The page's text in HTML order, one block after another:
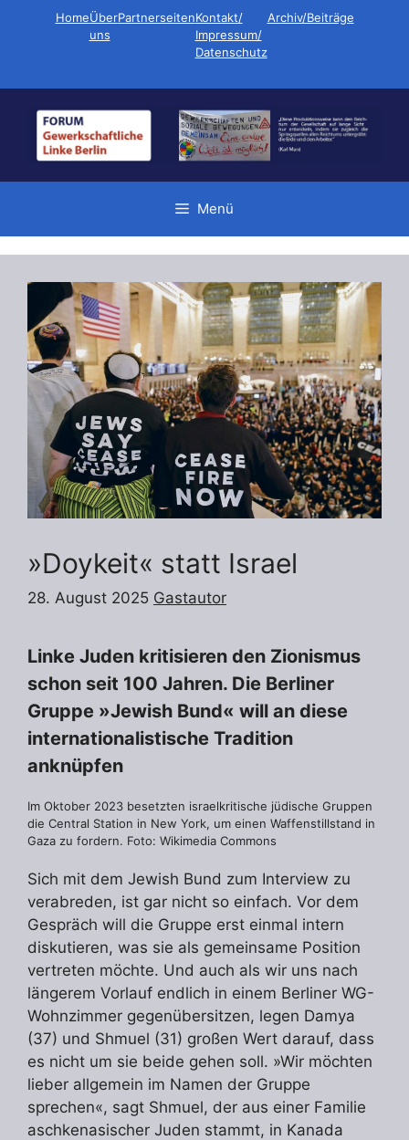
HomeÜber
uns
PartnerseitenKontakt/
Impressum/
Datenschutz
Archiv/Beiträge
Menü
»Doykeit« statt Israel
28. August 2025 Gastautor
Linke Juden kritisieren den Zionismus
schon seit 100 Jahren. Die Berliner
Gruppe »Jewish Bund« will an diese
internationalistische Tradition
anknüpfen
Im Oktober 2023 besetzten israelkritische jüdische Gruppen
die Central Station in New York, um einen Waffenstillstand in
Gaza zu fordern. Foto: Wikimedia Commons
Sich mit dem Jewish Bund zum Interview zu
verabreden, ist gar nicht so einfach. Vor dem
Gespräch will die Gruppe erst einmal intern
diskutieren, was sie als gemeinsame Position
vertreten möchte. Und auch als wir uns nach
längerem Vorlauf endlich in einem Berliner WG-
Wohnzimmer gegenübersitzen, legen Damya
(37) und Shmuel (31) großen Wert darauf, dass
es nicht um sie beide gehen soll. »Wir möchten
lieber allgemein im Namen der Gruppe
sprechen«, sagt Shmuel, der aus einer Familie
aschkenasischer Juden stammt, in Kanada